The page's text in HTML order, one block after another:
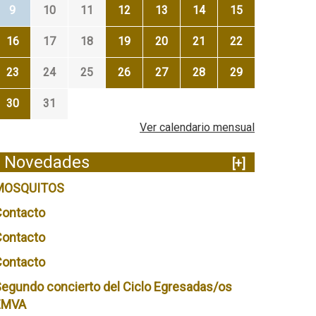
9 10 11 12 13 14 15
16 17 18 19 20 21 22
23 24 25 26 27 28 29
30
31
Ver calendario mensual
Novedades
[+]
concierto del Ciclo Egresadas/os